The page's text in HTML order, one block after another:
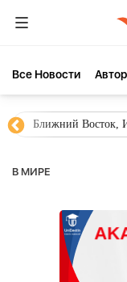
Все Новости
Ближний Восток,
В МИРЕ